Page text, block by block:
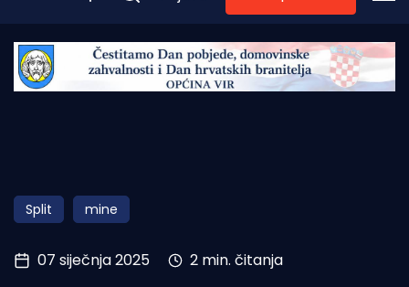
Početna
Otoci
Turizam i nautika
Split mine
07 siječnja 2025 2 min. čitanja